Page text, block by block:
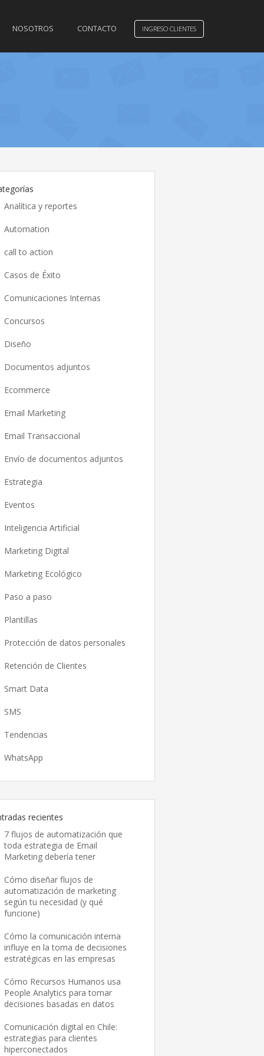
INGRESO CLIENTES
NOSOTROS CONTACTO
Analítica y reportes
Automation
call to action
Casos de Éxito
Comunicaciones Internas
Concursos
Diseño
Documentos adjuntos
Ecommerce
Email Marketing
Email Transaccional
Envío de documentos adjuntos
Estrategia
Eventos
Inteligencia Artificial
Marketing Digital
Marketing Ecológico
Paso a paso
Plantillas
Protección de datos personales
Retención de Clientes
Smart Data
SMS
Tendencias
WhatsApp
recientes
7 flujos de automatización que
toda estrategia de Email
Marketing debería tener
Cómo diseñar flujos de
automatización de marketing
según tu necesidad (y qué
funcione)
Cómo la comunicación interna
influye en la toma de decisiones
estratégicas en las empresas
Cómo Recursos Humanos usa
People Analytics para tomar
decisiones basadas en datos
Comunicación digital en Chile:
estrategias para clientes
hiperconectados